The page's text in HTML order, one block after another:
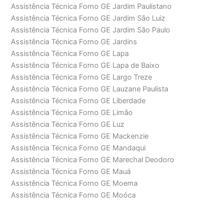
Assistência Técnica Forno GE Jardim Paulistano
Assistência Técnica Forno GE Jardim São Luiz
Assistência Técnica Forno GE Jardim São Paulo
Assistência Técnica Forno GE Jardins
Assistência Técnica Forno GE Lapa
Assistência Técnica Forno GE Lapa de Baixo
Assistência Técnica Forno GE Largo Treze
Assistência Técnica Forno GE Lauzane Paulista
Assistência Técnica Forno GE Liberdade
Assistência Técnica Forno GE Limão
Assistência Técnica Forno GE Luz
Assistência Técnica Forno GE Mackenzie
Assistência Técnica Forno GE Mandaqui
Assistência Técnica Forno GE Marechal Deodoro
Assistência Técnica Forno GE Mauá
Assistência Técnica Forno GE Moema
Assistência Técnica Forno GE Moóca